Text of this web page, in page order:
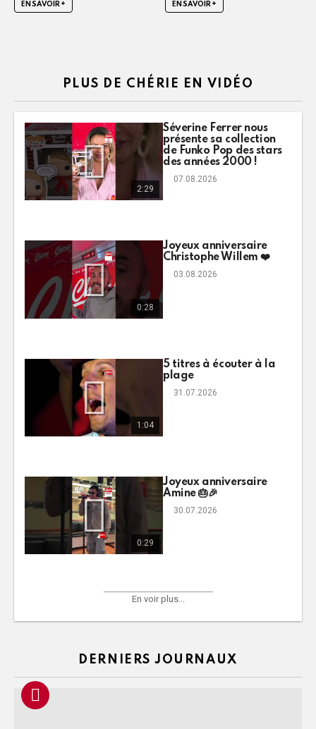
EN SAVOIR + EN SAVOIR +
PLUS DE CHÉRIE EN VIDÉO
2:29
Séverine Ferrer nous
présente sa collection
de Funko Pop des stars
des années 2000 !
07.08.2026
0:28
Joyeux anniversaire
Christophe Willem ❤️
03.08.2026
1:04
5 titres à écouter à la
plage
31.07.2026
0:29
Joyeux anniversaire
Amine 🎂🎉
30.07.2026
En voir plus...
DERNIERS JOURNAUX